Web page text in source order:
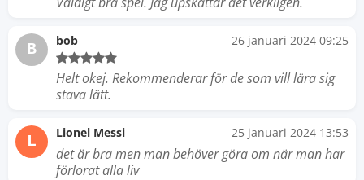
B bob 26 januari 2024 09:25
Helt okej. Rekommenderar för de som vill lära sig
stava lätt.
L Lionel Messi 25 januari 2024 13:53
det är bra men man behöver göra om när man har
förlorat alla liv